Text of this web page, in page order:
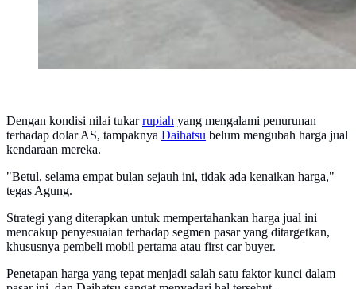
Dengan kondisi nilai tukarrupiah yang mengalami penurunan
terhadap dolar AS, tampaknya Daihatsu belum mengubah harga jual
kendaraan mereka.
"Betul, selama empat bulan sejauh ini, tidak ada kenaikan harga,"
tegas Agung.
Strategi yang diterapkan untuk mempertahankan harga jual ini
mencakup penyesuaian terhadap segmen pasar yang ditargetkan,
khususnya pembeli mobil pertama atau first car buyer.
Penetapan harga yang tepat menjadi salah satu faktor kunci dalam